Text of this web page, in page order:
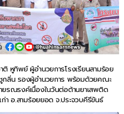
หูทิพย์ ผู้อำนวยการโรงเรียนสามร้อย
กลิ่น รองผู้อำนวยการ พร้อมด้วยคณะ
ยรณรงค์เนื่องในวันต่อต้านยาเสพติด
า อ.สามร้อยยอด จ.ประจวบคีรีขันธ์